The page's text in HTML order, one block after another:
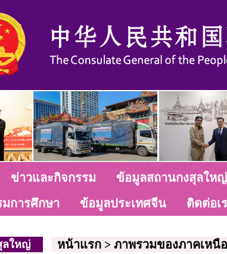
ข่าวและกิจกรรม ข้อมูลสถานกงสุลให
การศึกษา
ข้อมูลประเทศจีน ติดต่อเ
ลใหญ่
หน้าแรก> ภาพรวมของภาคเหนือ